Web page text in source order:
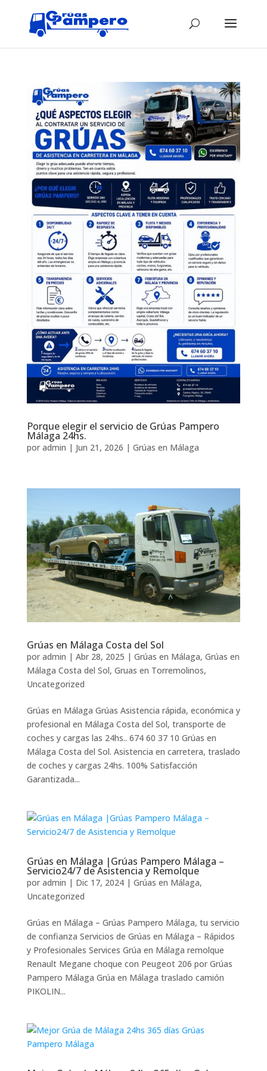
Porque elegir el servicio de Grúas Pampero
Málaga 24hs.
por admin | Jun 21, 2026 | Grúas en Málaga
Grúas en Málaga Costa del Sol
por admin | Abr 28, 2025 | Grúas en Málaga, Grúas en
Málaga Costa del Sol, Gruas en Torremolinos,
Uncategorized
Grúas en Málaga Grúas Asistencia rápida, económica y
profesional en Málaga Costa del Sol, transporte de
coches y cargas las 24hs.. 674 60 37 10 Grúas en
Málaga Costa del Sol. Asistencia en carretera, traslado
de coches y cargas 24hs. 100% Satisfacción
Garantizada...
Grúas en Málaga |Grúas Pampero Málaga –
Servicio24/7 de Asistencia y Remolque
por admin | Dic 17, 2024| Grúas en Málaga,
Uncategorized
Grúas en Málaga – Grúas Pampero Málaga, tu servicio
de confianza Servicios de Grúas en Málaga – Rápidos
y Profesionales Services Grúa en Málaga remolque
Renault Megane choque con Peugeot 206 por Grúas
Pampero Málaga Grúa en Málaga traslado camión
PIKOLIN...